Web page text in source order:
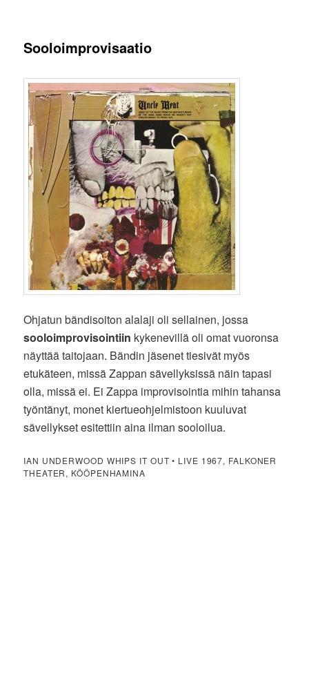
Sooloimprovisaatio
Ohjatun bändisoiton alalaji oli sellainen, jossa
sooloimprovisointiin kykenevillä oli omat vuoronsa
näyttää taitojaan. Bändin jäsenet tiesivät myös
etukäteen, missä Zappan sävellyksissä näin tapasi
olla, missä ei. Ei Zappa improvisointia mihin tahansa
työntänyt, monet kiertueohjelmistoon kuuluvat
sävellykset esitettiin aina ilman sooloilua.
IAN UNDERWOOD WHIPS IT OUT • LIVE 1967, FALKONER
THEATER, KÖÖPENHAMINA